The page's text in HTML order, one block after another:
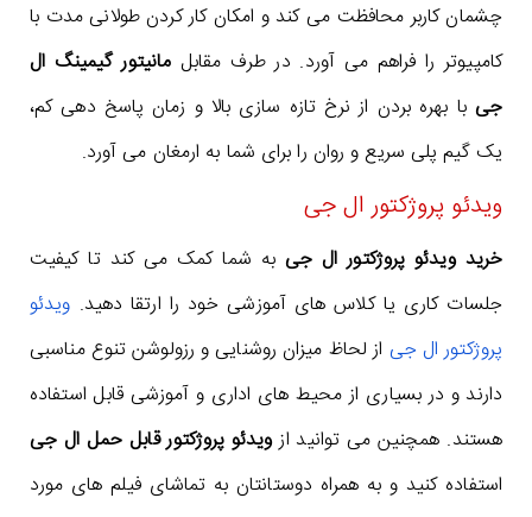
چشمان کاربر محافظت می کند و امکان کار کردن طولانی مدت با
کامپیوتر را فراهم می آورد. در طرف مقابل مانیتور گیمینگ ال
جی با بهره بردن از نرخ تازه سازی بالا و زمان پاسخ دهی کم،
یک گیم پلی سریع و روان را برای شما به ارمغان می آورد.
ویدئو پروژکتور ال جی
خرید ویدئو پروژکتور ال جی به شما کمک می کند تا کیفیت
جلسات کاری یا کلاس های آموزشی خود را ارتقا دهید. ویدئو
پروژکتور ال جی از لحاظ میزان روشنایی و رزولوشن تنوع مناسبی
دارند و در بسیاری از محیط های اداری و آموزشی قابل استفاده
هستند. همچنین می توانید ازویدئو پروژکتور قابل حمل ال جی
استفاده کنید و به همراه دوستانتان به تماشای فیلم های مورد